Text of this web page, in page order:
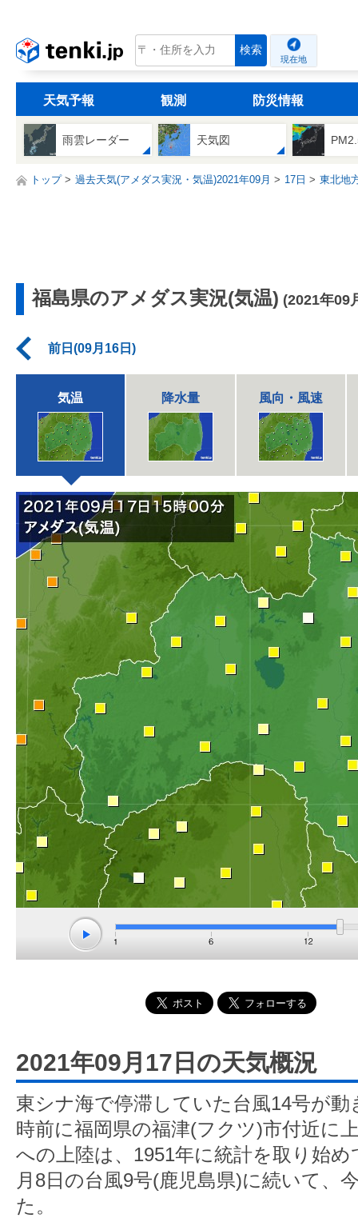
tenki.jp 検索
現在地
天気予報 観測 防災情報
雨雲レーダー 天気図
トップ 過去天気(アメダス実況・気温)2021年09月 17日 東北地
福島県のアメダス実況(気温) (2021年09
前日(09月16日)
気温 降水量 風向・風速
2021年09月17日の天気概況
東シナ海で停滞していた台風14号が
時前に福岡県の福津(フクツ)市付近に
への上陸は、1951年に統計を取り始
月8日の台風9号(鹿児島県)に続いて、
た。